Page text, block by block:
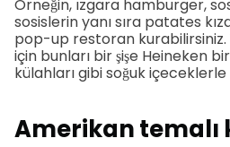
Örneğin, ızgara hamburger,
sosislerin yanı sıra patates
pop-up restoran kurabilirsiniz.
için bunları bir şişe Heineken
külahları gibi soğuk içeceklerle
Amerikan temalı